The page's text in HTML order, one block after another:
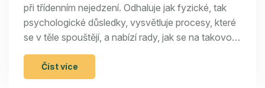
při třídenním nejedzení. Odhaluje jak fyzické, tak
psychologické důsledky, vysvětluje procesy, které
se v těle spouštějí, a nabízí rady, jak se na takovou
výzvu připravit a jak ji bezpečně překonat. Věnuje
se také důležitým otázkám, jako je bezpečnost a
možná rizika spojená s hladověním.
Číst více